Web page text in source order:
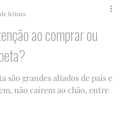
ao comprar ou
são grandes aliados de pais e
não caírem ao chão, entre
leitura